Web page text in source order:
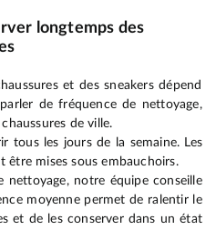
longtemps des
et des sneakers dépend
de fréquence de nettoyage,
de ville.
tous les jours de la semaine. Les
être mises sous embauchoirs.
nettoyage, notre équipe conseille
moyenne permet de ralentir le
et de les conserver dans un état